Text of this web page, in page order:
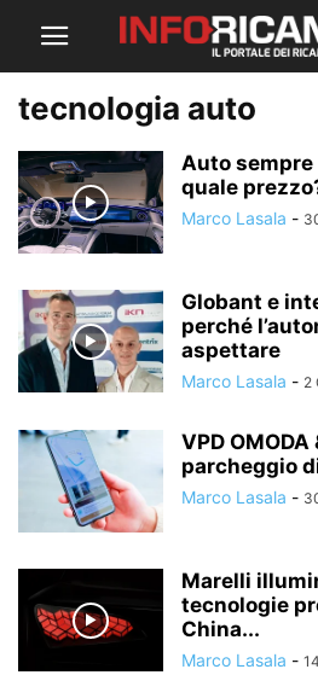
tecnologia auto
Auto
quale
Marco Lasala -
Globant e
perché
aspettare
Marco Lasala - 2
VPD OMODA
parcheggio
Marco Lasala -
Marelli
tecnologie
China...
Marco Lasala -